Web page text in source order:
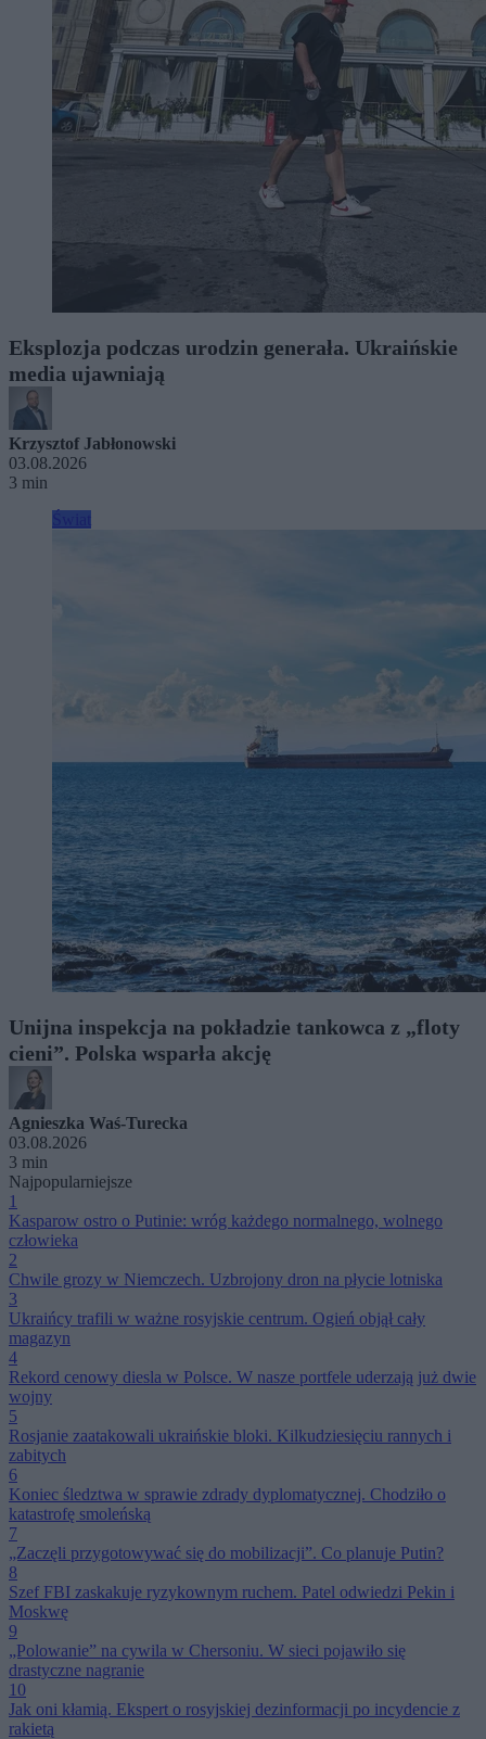
Eksplozja podczas urodzin generała. Ukraińskie
media ujawniają
Krzysztof Jabłonowski
03.08.2026
3 min
Unijna inspekcja na pokładzie tankowca z „floty
cieni”. Polska wsparła akcję
Agnieszka Waś-Turecka
03.08.2026
3 min
Najpopularniejsze
1
Kasparow ostro o Putinie: wróg każdego normalnego, wolnego
człowieka
2
Chwile grozy w Niemczech. Uzbrojony dron na płycie lotniska
3
Ukraińcy trafili w ważne rosyjskie centrum. Ogień objął cały
magazyn
4
Rekord cenowy diesla w Polsce. W nasze portfele uderzają już dwie
wojny
5
Rosjanie zaatakowali ukraińskie bloki. Kilkudziesięciu rannych i
zabitych
6
Koniec śledztwa w sprawie zdrady dyplomatycznej. Chodziło o
katastrofę smoleńską
7
„Zaczęli przygotowywać się do mobilizacji”. Co planuje Putin?
8
Szef FBI zaskakuje ryzykownym ruchem. Patel odwiedzi Pekin i
Moskwę
9
„Polowanie” na cywila w Chersoniu. W sieci pojawiło się
drastyczne nagranie
10
Jak oni kłamią. Ekspert o rosyjskiej dezinformacji po incydencie z
rakietą